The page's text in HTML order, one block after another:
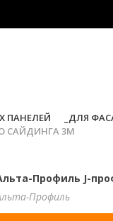
ПАНЕЛЕЙ
ДЛЯ
САЙДИНГА 3М
Профиль J-
Профиль